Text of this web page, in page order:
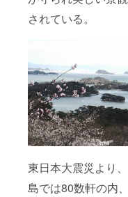
されている。
東日本大震災より
島では80数軒の内